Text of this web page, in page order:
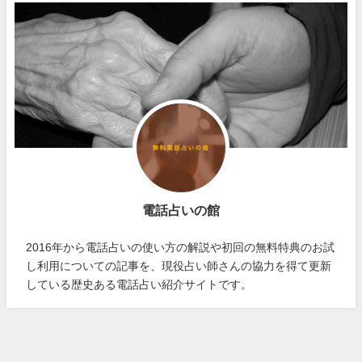
電話占いの館
2016年から電話占いの使い方の解説や初回の無料特典のお試
し利用についての記事を、現役占い師さんの協力を得て更新
している歴史ある電話占い紹介サイトです。